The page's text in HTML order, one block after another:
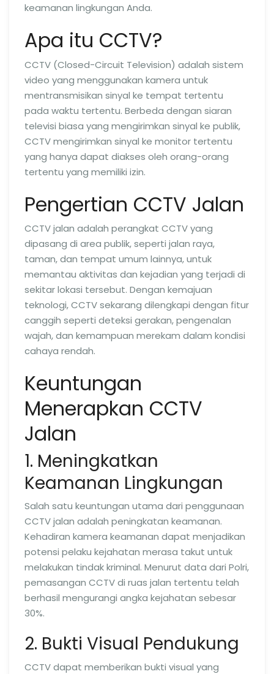
keamanan lingkungan Anda.
Apa itu CCTV?
CCTV (Closed-Circuit Television) adalah sistem
video yang menggunakan kamera untuk
mentransmisikan sinyal ke tempat tertentu
pada waktu tertentu. Berbeda dengan siaran
televisi biasa yang mengirimkan sinyal ke publik,
CCTV mengirimkan sinyal ke monitor tertentu
yang hanya dapat diakses oleh orang-orang
tertentu yang memiliki izin.
Pengertian CCTV Jalan
CCTV jalan adalah perangkat CCTV yang
dipasang di area publik, seperti jalan raya,
taman, dan tempat umum lainnya, untuk
memantau aktivitas dan kejadian yang terjadi di
sekitar lokasi tersebut. Dengan kemajuan
teknologi, CCTV sekarang dilengkapi dengan fitur
canggih seperti deteksi gerakan, pengenalan
wajah, dan kemampuan merekam dalam kondisi
cahaya rendah.
Keuntungan
Menerapkan CCTV
Jalan
1. Meningkatkan
Keamanan Lingkungan
Salah satu keuntungan utama dari penggunaan
CCTV jalan adalah peningkatan keamanan.
Kehadiran kamera keamanan dapat menjadikan
potensi pelaku kejahatan merasa takut untuk
melakukan tindak kriminal. Menurut data dari Polri,
pemasangan CCTV di ruas jalan tertentu telah
berhasil mengurangi angka kejahatan sebesar
30%.
2. Bukti Visual Pendukung
CCTV dapat memberikan bukti visual yang